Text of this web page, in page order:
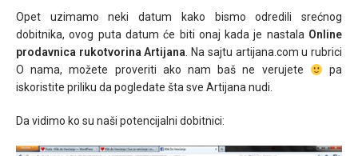
Opet uzimamo neki datum kako bismo odredili srećnog
dobitnika, ovog puta datum će biti onaj kada je nastala Online
prodavnica rukotvorina Artijana . Na sajtu artijana.com u rubrici
O nama, možete proveriti ako nam baš ne verujete
pa
iskoristite priliku da pogledate šta sve Artijana nudi.
Da vidimo ko su naši potencijalni dobitnici: